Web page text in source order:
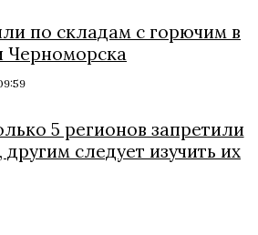
по складам с горючим в
Черноморска
5 регионов запретили
следует изучить их